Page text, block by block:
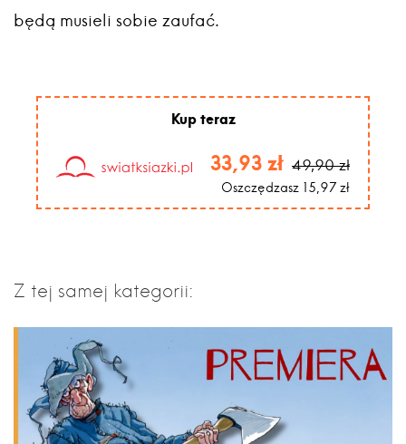
będą musieli sobie zaufać.
Kup teraz
33,93 zł 49,90 zł
Oszczędzasz 15,97 zł
Z tej samej kategorii: